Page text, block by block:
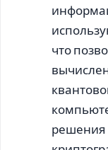
что
решения